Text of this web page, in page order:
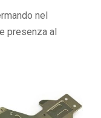
nel
presenza al